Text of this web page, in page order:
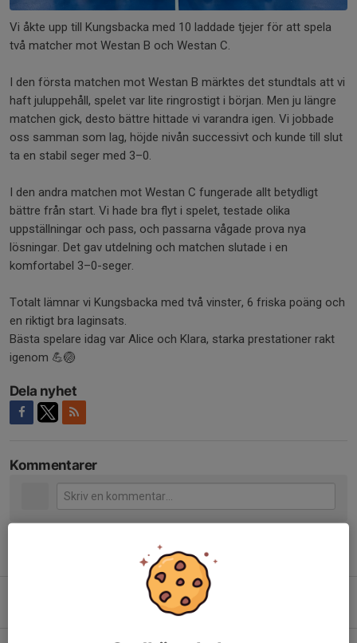
Vi åkte upp till Kungsbacka med 10 laddade tjejer för att spela
två matcher mot Westan B och Westan C.
I den första matchen mot Westan B märktes det stundtals att vi
haft juluppehåll, spelet var lite ringrostigt i början. Men ju längre
matchen gick, desto bättre hittade vi varandra igen. Vi jobbade
oss samman som lag, höjde nivån successivt och kunde till slut
ta en stabil seger med 3–0.
I den andra matchen mot Westan C fungerade allt betydligt
bättre från start. Vi hade bra flyt i spelet, testade olika
uppställningar och pass, och passarna vågade prova nya
lösningar. Det gav utdelning och matchen slutade i en
komfortabel 3–0-seger.
Totalt lämnar vi Kungsbacka med två vinster, 6 friska poäng och
en riktigt bra laginsats.
Bästa spelare idag var Alice och Klara, starka prestationer rakt
igenom 💪🏐
Dela nyhet
Kommentarer
Damer C Serievinnare - Div 2 här kommer vi 🏆
12